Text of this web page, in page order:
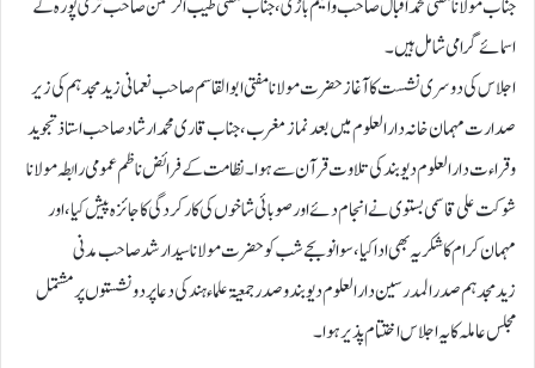
جناب مولانا مفتی محمد اقبال صاحب وانیم باڑی، جناب مفتی طیب الرحمن صاحب تری پورہ کے
اسمائے گرامی شامل ہیں۔
اجلاس کی دوسری نشست کا آغاز حضرت مولانا مفتی ابوالقاسم صاحب نعمانی زید مجدہم کی زیر
صدارت مہمان خانہ دارالعلوم میں بعد نماز مغرب ،جناب قاری محمد ارشاد صاحب استاذ تجوید
وقراء ت دارالعلوم دیوبند کی تلاوت قرآن سے ہوا۔ نظامت کے فرائض ناظم عمومی رابطہ مولانا
شوکت علی قاسمی بستوی نے انجام دئے اور صوبائی شاخوں کی کارکردگی کا جائزہ پیش کیا، اور
مہمان کرام کا شکریہ بھی ادا کیا،سوا نو بجے شب کوحضرت مولانا سید ارشد صاحب مدنی
زیدمجدہم صدرالمدرسین دارالعلوم دیوبند وصدرجمعیۃ علماء ہند کی دعا پردونشستوں پر مشتمل
مجلس عاملہ کا یہ اجلاس اختتام پذیر ہوا۔